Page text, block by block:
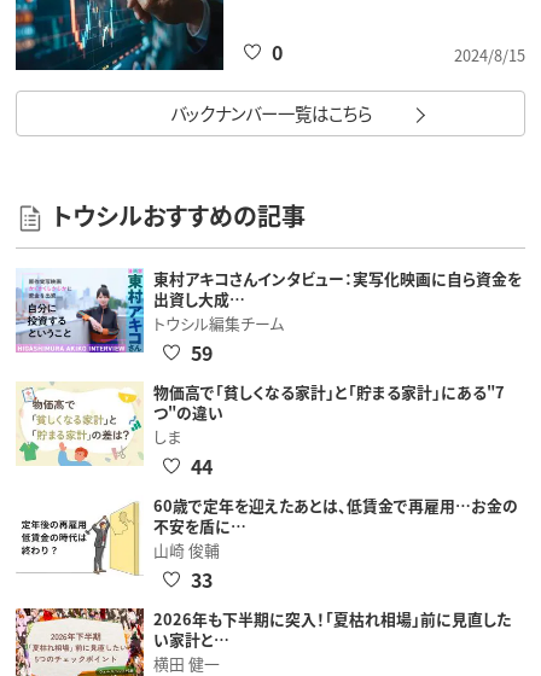
2024/8/15
0
バックナンバー一覧はこちら
トウシルおすすめの記事
東村アキコさんインタビュー：実写化映画に自ら資金を
出資し大成…
トウシル編集チーム
59
物価高で「貧しくなる家計」と「貯まる家計」にある"7
つ"の違い
しま
44
60歳で定年を迎えたあとは、低賃金で再雇用…お金の
不安を盾に…
山崎 俊輔
33
2026年も下半期に突入！「夏枯れ相場」前に見直した
い家計と…
横田 健一